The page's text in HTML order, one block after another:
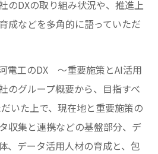
のDXの取り組み状況や、推進上
成などを多角的に語っていただ
電工のDX ～重要施策とAI活用
のグループ概要から、目指すべ
いた上で、現在地と重要施策の
収集と連携などの基盤部分、デ
、データ活用人材の育成と、包